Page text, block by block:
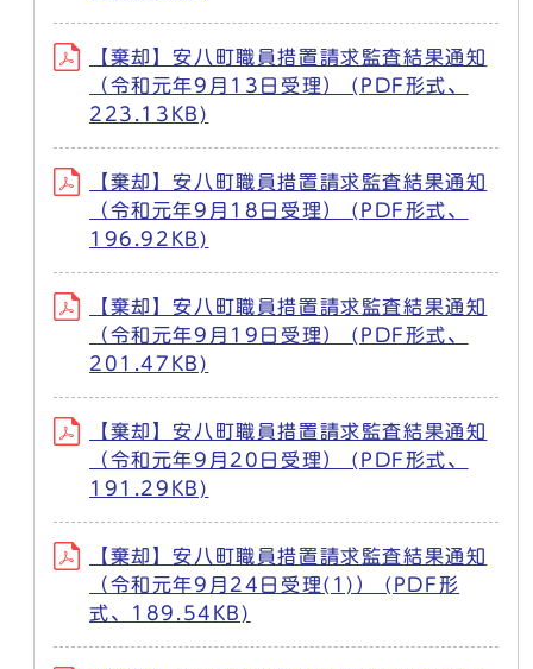
【棄却】安八町職員措置請求監査結果通知
（令和元年9月13日受理） (PDF形式、
223.13KB)
【棄却】安八町職員措置請求監査結果通知
（令和元年9月18日受理） (PDF形式、
196.92KB)
【棄却】安八町職員措置請求監査結果通知
（令和元年9月19日受理） (PDF形式、
201.47KB)
【棄却】安八町職員措置請求監査結果通知
（令和元年9月20日受理） (PDF形式、
191.29KB)
【棄却】安八町職員措置請求監査結果通知
（令和元年9月24日受理(1)） (PDF形
式、189.54KB)